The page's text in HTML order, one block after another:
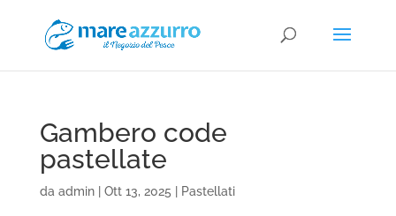
Gambero code
pastellate
da admin| Ott 13, 2025 Pastellati